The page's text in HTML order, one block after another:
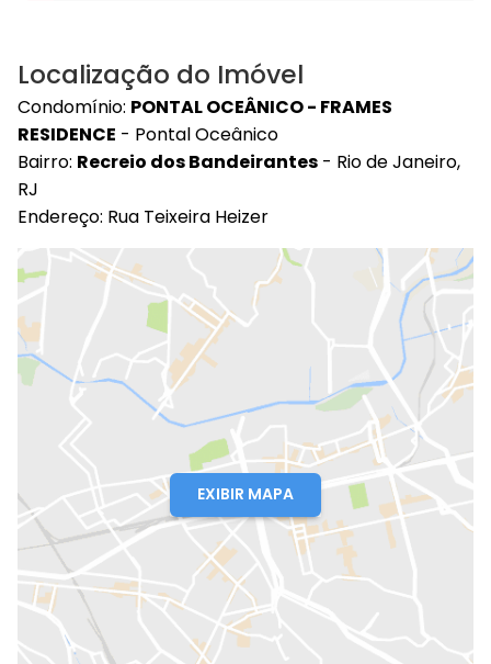
Localização do Imóvel
Condomínio: PONTAL OCEÂNICO - FRAMES
RESIDENCE - Pontal Oceânico
Bairro: Recreio dos Bandeirantes - Rio de Janeiro,
RJ
Endereço: Rua Teixeira Heizer
EXIBIR MAPA